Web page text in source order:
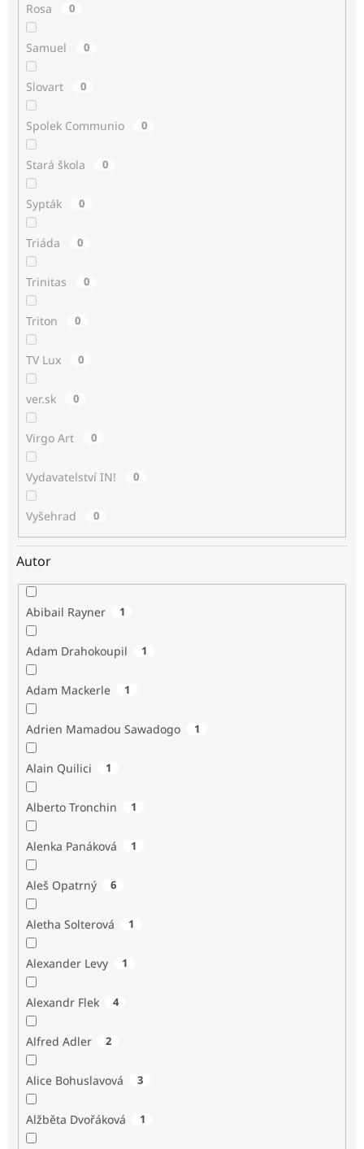
Rosa 0
Samuel 0
Slovart 0
Spolek Communio 0
Stará škola 0
Sypták 0
Triáda 0
Trinitas 0
Triton 0
TV Lux 0
ver.sk 0
Virgo Art 0
Vydavatelství IN! 0
Vyšehrad 0
Autor
Abibail Rayner 1
Adam Drahokoupil 1
Adam Mackerle 1
Adrien Mamadou Sawadogo 1
Alain Quilici 1
Alberto Tronchin 1
Alenka Panáková 1
Aleš Opatrný 6
Aletha Solterová 1
Alexander Levy 1
Alexandr Flek 4
Alfred Adler 2
Alice Bohuslavová 3
Alžběta Dvořáková 1